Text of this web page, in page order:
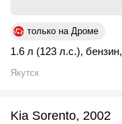
только на Дроме
1.6 л (123 л.с.), бензин,
Якутск
Kia Sorento, 2002